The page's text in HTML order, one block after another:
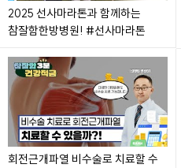
2025 선사마라톤과 함께하는
참잘함한방병원! #선사마라톤
회전근개파열 비수술로 치료할 수